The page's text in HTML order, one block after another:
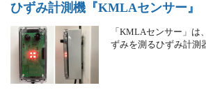
ひずみ計測機 『KMLAセンサー』
「KMLAセンサー」は
ずみを測るひずみ計測